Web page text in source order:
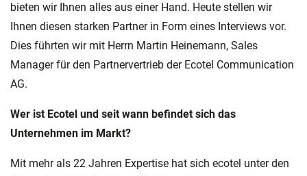
bieten wir Ihnen alles aus einer Hand. Heute stellen wir
Ihnen diesen starken Partner in Form eines Interviews vor.
Dies führten wir mit Herrn Martin Heinemann, Sales
Manager für den Partnervertrieb der Ecotel Communication
AG.
Wer ist Ecotel und seit wann befindet sich das
Unternehmen im Markt?
Mit mehr als 22 Jahren Expertise hat sich ecotel unter den